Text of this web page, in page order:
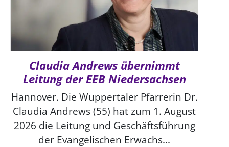
Claudia Andrews übernimmt
Leitung der EEB Niedersachsen
Hannover. Die Wuppertaler Pfarrerin Dr.
Claudia Andrews (55) hat zum 1. August
2026 die Leitung und Geschäftsführung
der Evangelischen Erwachs...